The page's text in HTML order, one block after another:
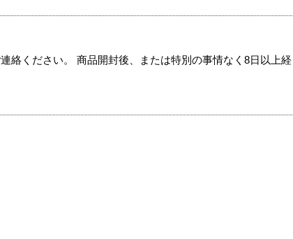
絡ください。 商品開封後、または特別の事情なく8日以上経